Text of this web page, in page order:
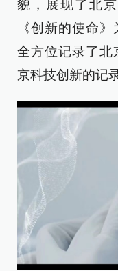
貌，展现了北
《创新的使命
全方位记录了北
京科技创新的记